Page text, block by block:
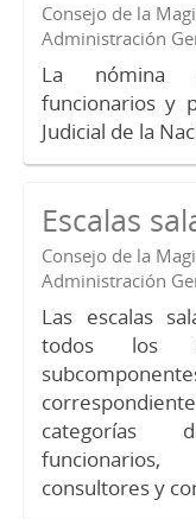
Consejo de la
Administración
La nómina
funcionarios y
Judicial de la
Escalas
Consejo de la
Administración
Las escalas
todos los
categorías
consultores y